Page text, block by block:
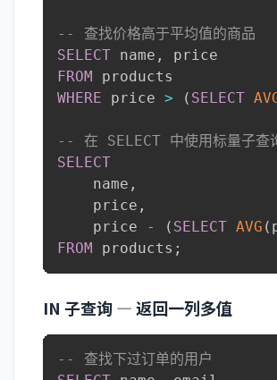
-- 查找价格高于平均值的商品
SELECT name ,
FROM
WHERE price > ( SELECT
-- 在 SELECT 中使用标量子查
SELECT
    name
,
    price
,
    price
- ( SELECT AVG (
FROM products ;
IN 子查询 — 返回一列多值
-- 查找下过订单的用户